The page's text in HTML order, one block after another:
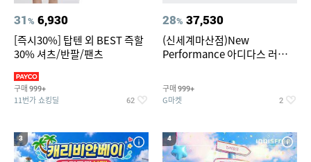
31% 6,930
[즉시30%] 탑텐 외 BEST 즉할
30% 셔츠/반팔/팬츠
구매 999+
11번가 쇼킹딜 62
28% 37,530
(신세계마산점)New
Performance 아디다스 러닝화
구매 999+
G마켓 2
3 4